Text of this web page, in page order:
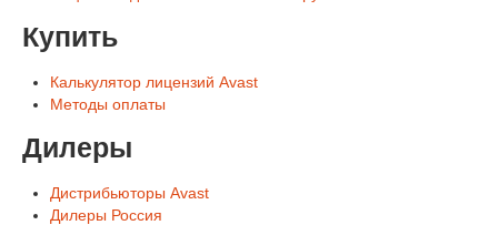
Купить
Калькулятор лицензий Avast
Методы оплаты
Дилеры
Дистрибьюторы Avast
Дилеры Россия